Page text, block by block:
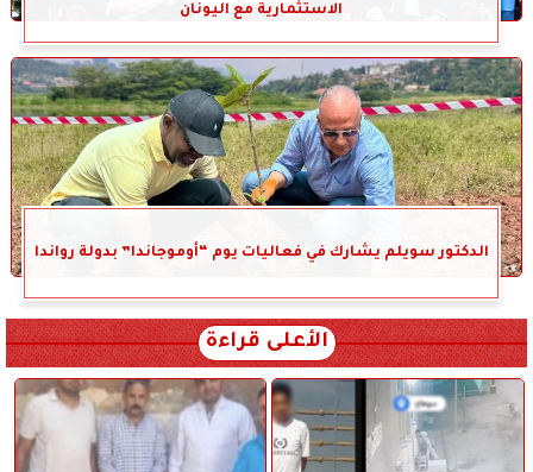
الاستثمارية مع اليونان
الدكتور سويلم يشارك في فعاليات يوم “أوموجاندا” بدولة رواندا
الأعلى قراءة